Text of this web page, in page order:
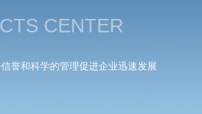
CENTER
誉和科学的管理促进企业迅速发展